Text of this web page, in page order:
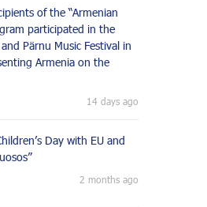
of the “Armenian
participated in the
Pärnu Music Festival in
Armenia on the
14 days ago
Day with EU and
2 months ago